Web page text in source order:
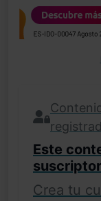
Este
Crea tu